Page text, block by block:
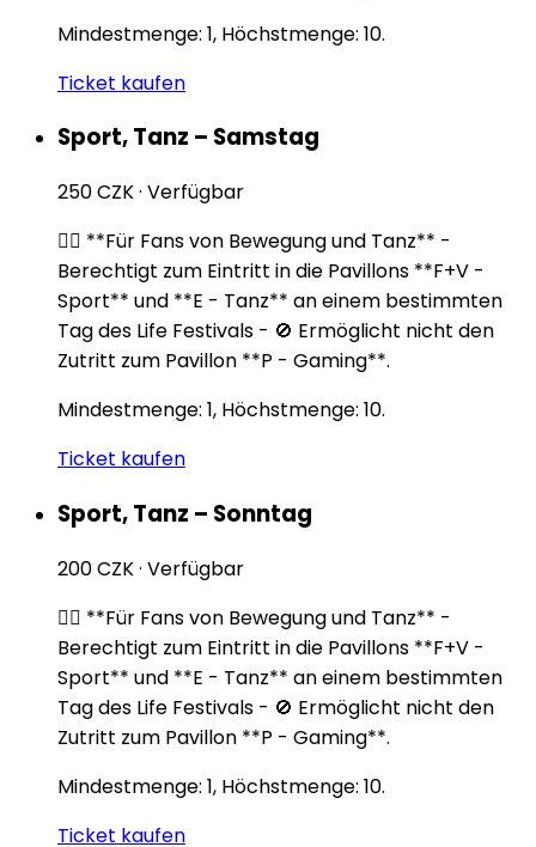
Mindestmenge: 1, Höchstmenge: 10.
Ticket kaufen
Sport, Tanz – Samstag
250 CZK· Verfügbar
🏃‍♂️ **Für Fans von Bewegung und Tanz** -
Berechtigt zum Eintritt in die Pavillons **F+V -
Sport** und **E - Tanz** an einem bestimmten
Tag des Life Festivals - 🚫 Ermöglicht nicht den
Zutritt zum Pavillon **P - Gaming**.
Mindestmenge: 1, Höchstmenge: 10.
Ticket kaufen
Sport, Tanz – Sonntag
200 CZK· Verfügbar
🏃‍♂️ **Für Fans von Bewegung und Tanz** -
Berechtigt zum Eintritt in die Pavillons **F+V -
Sport** und **E - Tanz** an einem bestimmten
Tag des Life Festivals - 🚫 Ermöglicht nicht den
Zutritt zum Pavillon **P - Gaming**.
Mindestmenge: 1, Höchstmenge: 10.
Ticket kaufen